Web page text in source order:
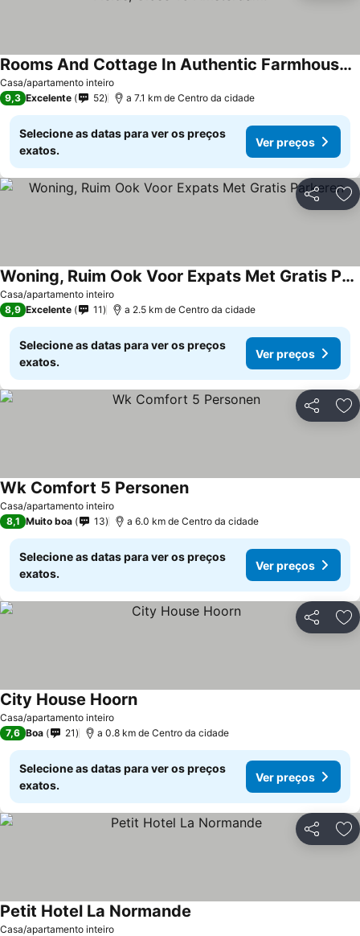
Casa/apartamento inteiro
Rooms And Cottage In Authentic Farmhouse, Tulip Fields, Close To Amsterdam.
9,3 Excelente 52 a 7.1 km de Centro da cidade
Selecione as datas para ver os preços
exatos.
Ver preços
Partilhar
Casa/apartamento inteiro
Woning, Ruim Ook Voor Expats Met Gratis Parkeren
8,9 Excelente 11 a 2.5 km de Centro da cidade
Selecione as datas para ver os preços
exatos.
Ver preços
Partilhar
Casa/apartamento inteiro
Wk Comfort 5 Personen
8,1 Muito boa 13 a 6.0 km de Centro da cidade
Selecione as datas para ver os preços
exatos.
Ver preços
Partilhar
Casa/apartamento inteiro
City House Hoorn
7,6 Boa 21 a 0.8 km de Centro da cidade
Selecione as datas para ver os preços
exatos.
Ver preços
Partilhar
Casa/apartamento inteiro
Petit Hotel La Normande